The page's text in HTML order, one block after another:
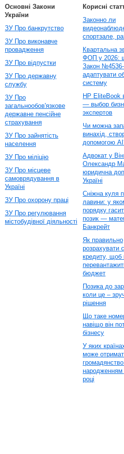
Основні Закони
України
ЗУ Про банкрутство
ЗУ Про виконавче
провадження
ЗУ Про відпустки
ЗУ Про державну
службу
ЗУ Про
загальнообов'язкове
державне пенсійне
страхування
ЗУ Про зайнятість
населення
ЗУ Про міліцію
ЗУ Про місцеве
самоврядування в
Україні
ЗУ Про охорону праці
ЗУ Про регулювання
містобудівної діяльності
Корисні
Законно ли
спортзале,
Квартальна
ФОП у 2026:
Закон №4536-
адаптувати
систему
HP EliteBook
— выбор
экспертов
Чи можна
винахід,
допомогою
Адвокат у
Олександр
юридична
Україні
Сніжна куля
лавини: у
порядку
позик —
Банкрейт
Як правильно
розрахувати
кредиту, щоб
бюджет
Позика до
коли це –
рішення
Що таке
навіщо він
бізнесу
У яких
може
народженням
році